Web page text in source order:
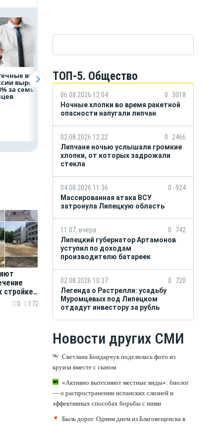
выдачи
выросли
за семь
На доброе дело:
НЛМК окажет
итогам
благотворительного
марафона
кредитов
вырос на 64%
стройке
0 172
ТОП-5. Общество
06.08.2026 12:04 0
3018
Ночные хлопки во время ракетной
опасности напугали липчан
02.08.2026 12:22 0
2466
Липчане ночью услышали громкие
хлопки, от которых задрожали
стекла
04.08.2026 11:36 0
924
Массированная атака ВСУ
затронула Липецкую область
11:07, вчера 0
742
Липецкий губернатор Артамонов
уступил по доходам
производителю батареек
02.08.2026 10:37 0
720
Легенда о Растрелли: усадьбу
Муромцевых под Липецком
отдадут инвестору за рубль
Новости других СМИ
Светлана Бондарчук поделилась фото из
круиза вместе с сыном
«Активно вытесняют местные виды»: биолог
— о распространении испанских слизней и
эффективных способах борьбы с ними
Быль дорог. Одним днем из Благовещенска в